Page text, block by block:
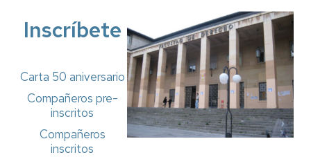
Inscríbete
Carta 50 aniversario
Compañeros pre-
inscritos
Compañeros
inscritos